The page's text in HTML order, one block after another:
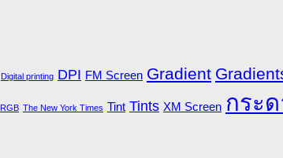
Digital printing DPI FM Screen Gradient
RGB The New York Times Tint Tints XM Screen กระ